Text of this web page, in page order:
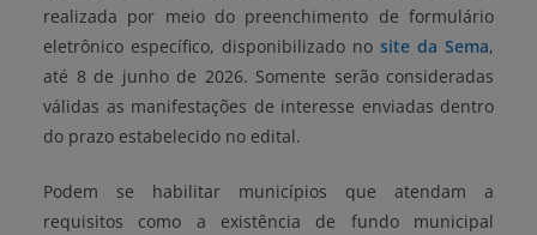
realizada por meio do preenchimento de formulário
eletrônico específico, disponibilizado no site da Sema,
até 8 de junho de 2026. Somente serão consideradas
válidas as manifestações de interesse enviadas dentro
do prazo estabelecido no edital.
Podem se habilitar municípios que atendam a
requisitos como a existência de fundo municipal